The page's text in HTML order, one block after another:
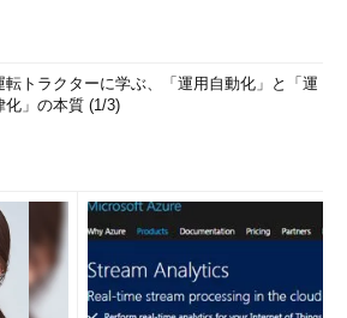
転トラクターに学ぶ、「運用自動化」と「運
化」の本質 (1/3)